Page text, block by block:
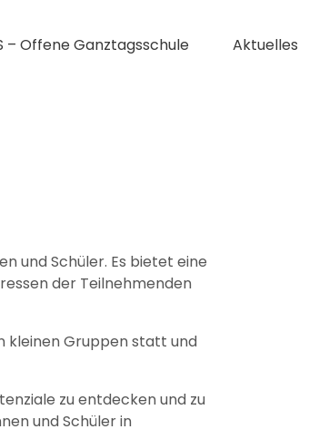
– Offene Ganztagsschule Aktuelles
und Schüler. Es bietet eine
der Teilnehmenden
kleinen Gruppen statt und
zu entdecken und zu
und Schüler in